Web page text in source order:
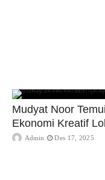
Mudyat Noor
Ekonomi Kreatif
Admin Des 17, 2025